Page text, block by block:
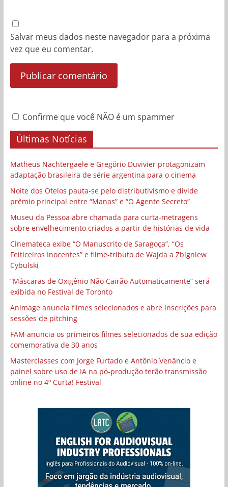
Salvar meus dados neste navegador para a próxima
vez que eu comentar.
Confirme que você NÃO é um spammer
Últimas Notícias
Matheus Nachtergaele e Gregório Duvivier protagonizam
adaptação brasileira de série argentina para o cinema
Noite dos Otelos pauta-se pelo distributivismo e divide
prêmio principal entre “Manas” e “O Agente Secreto”
Museu da Pessoa abre chamada para curta-metragens
sobre envelhecimento criados a partir de histórias de vida
Cinemateca exibe “O Manuscrito de Saragoça”, “Os
Feiticeiros Inocentes” e filme-tributo de Wajda a Zbigniew
Cybulski
“Máscaras de Oxigênio Não Cairão Automaticamente” será
exibida no Festival de Toronto
Animage anuncia filmes selecionados e abre inscrições para
sessões de pitching
FAM anuncia os primeiros filmes selecionados de sua edição
comemorativa de 30 anos
Masterclasses com Jorge Furtado e Antônio Venâncio e
painel sobre uso de IA na pó-produção terão transmissão
online no 4º Curta! Festival